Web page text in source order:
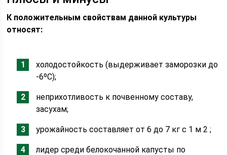
К положительным свойствам данной культуры
относят:
холодостойкость (выдерживает заморозки до
-6ºС);
неприхотливость к почвенному составу,
засухам;
урожайность составляет от 6 до 7 кг с 1 м 2 ;
лидер среди белокочанной капусты по